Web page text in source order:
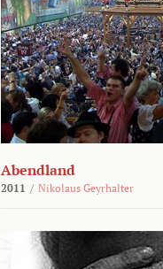
Abendland
2011 / Nikolaus Geyrhalter